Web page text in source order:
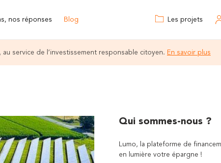
Les projets
nos réponses Blog
au service de l’investissement responsable citoyen. En savoir plus
Qui sommes-nous ?
Lumo, la plateforme de
en lumière votre épargne !